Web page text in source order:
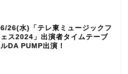
6/26(水)「テレ東ミュージックフ
ェス2024」出演者タイムテーブ
ルDA PUMP出演！